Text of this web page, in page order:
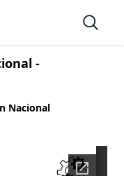
Open
-
Nacional